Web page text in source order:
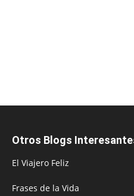
Otros Blogs
El Viajero Feliz
Frases de la Vida